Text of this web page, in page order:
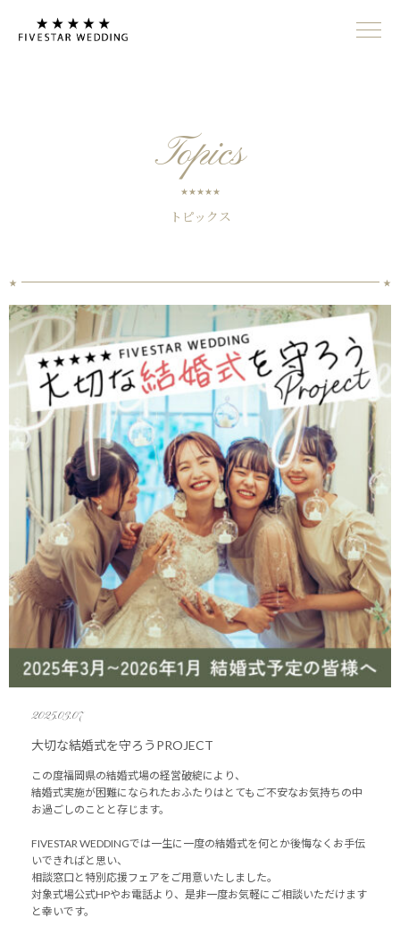
Topics
トピックス
2025.03.07
大切な結婚式を守ろうPROJECT
この度福岡県の結婚式場の経営破綻により、
結婚式実施が困難になられたおふたりはとてもご不安なお気持ちの中
お過ごしのことと存じます。
FIVESTAR WEDDINGでは一生に一度の結婚式を何とか後悔なくお手伝
いできればと思い、
相談窓口と特別応援フェアをご用意いたしました。
対象式場公式HPやお電話より、是非一度お気軽にご相談いただけます
と幸いです。